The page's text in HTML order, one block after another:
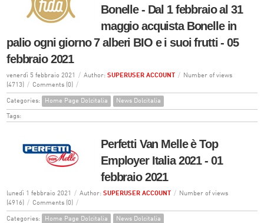
Bonelle - Dal 1 febbraio al 31
maggio acquista Bonelle in
palio ogni giorno 7 alberi BIO e i suoi frutti - 05
febbraio 2021
venerdì 5 febbraio 2021 / Author: SUPERUSER ACCOUNT /
Number of views
(4713)
/ Comments (0) /
Categories: Home Page Dolcitalia News Dolcitalia
Tags:
Perfetti Van Melle è Top
Employer Italia 2021 - 01
febbraio 2021
lunedì 1 febbraio 2021 / Author: SUPERUSER ACCOUNT /
Number of views
(4916)
/ Comments (0) /
Categories: Home Page Dolcitalia News Dolcitalia